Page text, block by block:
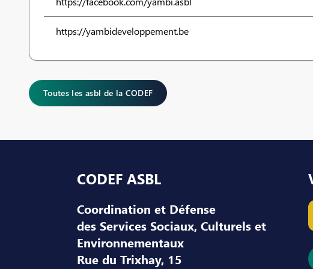
https://yambideveloppement.be
Toutes les asbl de la CODEF
Pied de page
CODEF ASBL
Coordination et Défense
des Services Sociaux, Culturels et
Environnementaux
Rue du Trixhay, 15